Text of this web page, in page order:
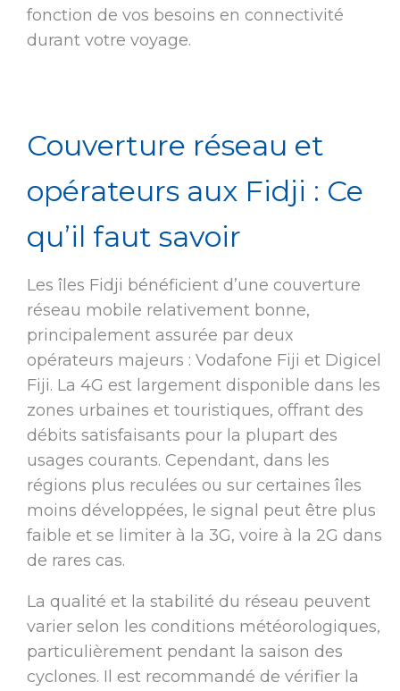
fonction de vos besoins en connectivité
durant votre voyage.
Couverture réseau et
opérateurs aux Fidji : Ce
qu’il faut savoir
Les îles Fidji bénéficient d’une couverture
réseau mobile relativement bonne,
principalement assurée par deux
opérateurs majeurs : Vodafone Fiji et Digicel
Fiji. La 4G est largement disponible dans les
zones urbaines et touristiques, offrant des
débits satisfaisants pour la plupart des
usages courants. Cependant, dans les
régions plus reculées ou sur certaines îles
moins développées, le signal peut être plus
faible et se limiter à la 3G, voire à la 2G dans
de rares cas.
La qualité et la stabilité du réseau peuvent
varier selon les conditions météorologiques,
particulièrement pendant la saison des
cyclones. Il est recommandé de vérifier la